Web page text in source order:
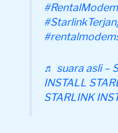
♬ suara asli –
INSTALL
STARLINK